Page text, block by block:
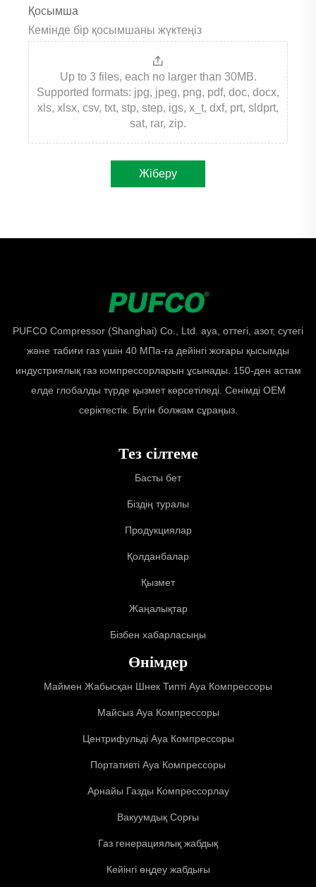
Қосымша
Кемінде бір қосымшаны жүктеңіз
Up to 3 files, each no larger than 30MB.
Supported formats: jpg, jpeg, png, pdf, doc, docx,
xls, xlsx, csv, txt, stp, step, igs, x_t, dxf, prt, sldprt,
sat, rar, zip.
Жіберу
PUFCO Compressor (Shanghai) Co., Ltd. ауа, оттегі, азот, сутегі
және табиғи газ үшін 40 МПа-ға дейінгі жоғары қысымды
индустриялық газ компрессорларын ұсынады. 150-ден астам
елде глобалды түрде қызмет көрсетіледі. Сенімді OEM
серіктестік. Бүгін болжам сұраңыз.
Тез сілтеме
Басты бет
Біздің туралы
Продукциялар
Қолданбалар
Қызмет
Жаңалықтар
Бізбен хабарласыңы
Өнімдер
Маймен Жабысқан Шнек Типті Ауа Компрессоры
Майсыз Ауа Компрессоры
Центрифульді Ауа Компрессоры
Портативті Ауа Компрессоры
Арнайы Газды Компрессорлау
Вакуумдық Сорғы
Газ генерациялық жабдық
Кейінгі өңдеу жабдығы